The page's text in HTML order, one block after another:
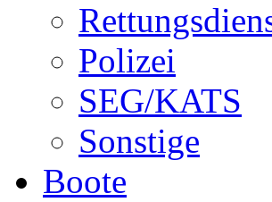
Polizei
SEG/KATS
Sonstige
Boote